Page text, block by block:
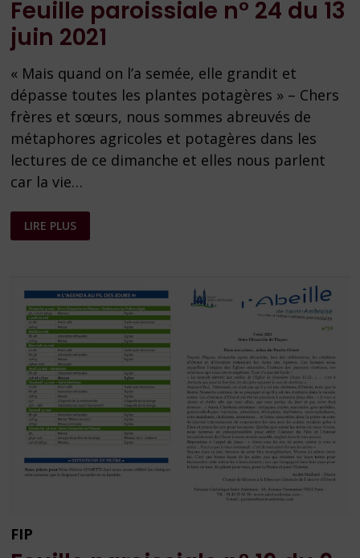
Feuille paroissiale n° 24 du 13
juin 2021
« Mais quand on l’a semée, elle grandit et
dépasse toutes les plantes potagères » – Chers
frères et sœurs, nous sommes abreuvés de
métaphores agricoles et potagères dans les
lectures de ce dimanche et elles nous parlent
car la vie…
FEUILLE
PAROISSIALE
N°
2021
LIRE PLUS
FIP